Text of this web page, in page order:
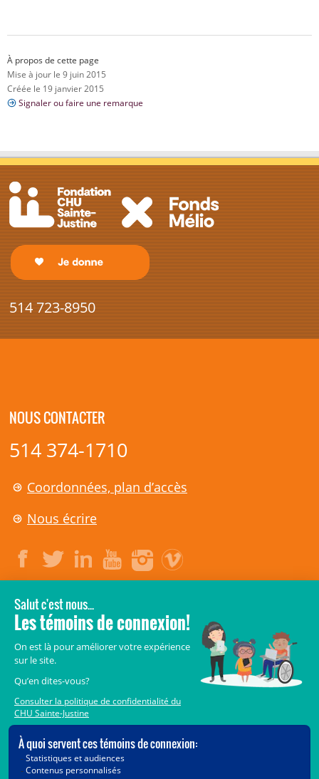
À propos de cette page
Mise à jour le 9 juin 2015
Créée le 19 janvier 2015
Signaler ou faire une remarque
514 723-8950
NOUS CONTACTER
514 374-1710
Coordonnées, plan d’accès
Nous écrire
LÉGAL
© 2006-2026
CHU Sainte-Justine.
Tous droits réservés.
Avis légaux Confidentialité